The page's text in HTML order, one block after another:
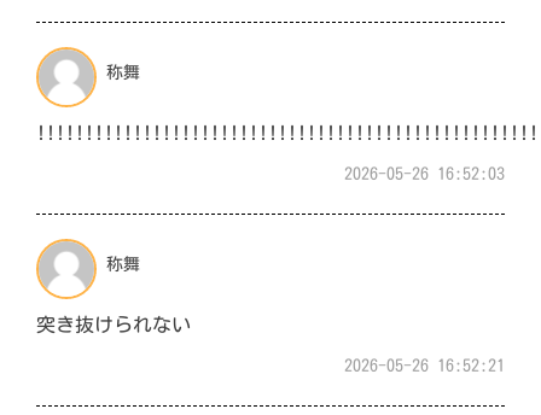
称舞
2026-05-26 16:52:03
称舞
突き抜けられない
2026-05-26 16:52:21